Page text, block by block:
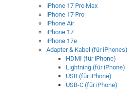
iPhone 17 Pro Max
iPhone 17 Pro
iPhone Air
iPhone 17
iPhone 17e
Adapter & Kabel (für iPhones)
HDMI (für iPhone)
Lightning (für iPhone)
USB (für iPhone)
USB-C (für iPhone)